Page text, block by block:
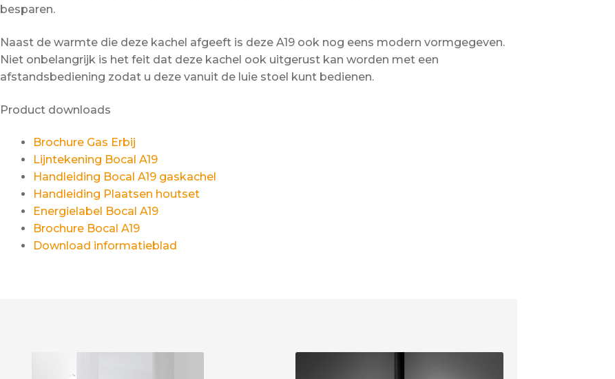
besparen.
Naast de warmte die deze kachel afgeeft is deze A19 ook nog eens modern vormgegeven.
Niet onbelangrijk is het feit dat deze kachel ook uitgerust kan worden met een
afstandsbediening zodat u deze vanuit de luie stoel kunt bedienen.
Product downloads
Brochure Gas Erbij
Lijntekening Bocal A19
Handleiding Bocal A19 gaskachel
Handleiding Plaatsen houtset
Energielabel Bocal A19
Brochure Bocal A19
Download informatieblad